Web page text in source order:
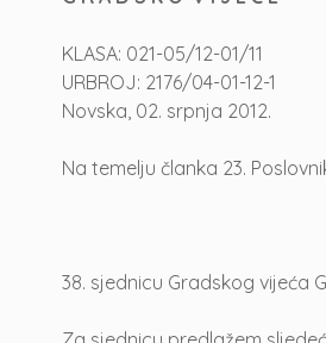
KLASA: 021-05/12-01/11
URBROJ: 2176/04-01-12-1
Novska, 02. srpnja 2012.
Na temelju članka 23.
38. sjednicu Gradskog vijeća